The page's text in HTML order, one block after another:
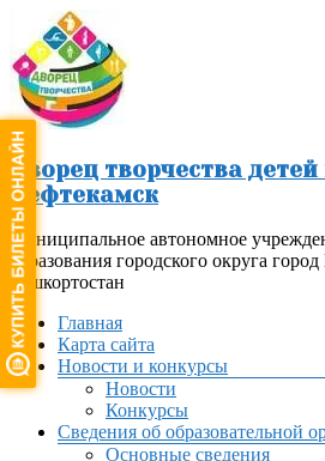
Перейти
содержимому
Дворец творчества
Нефтекамск
Муниципальное автономное
образования городского округа
Башкортостан
МенюГлавная
Карта сайта
Новости и конкурсы
Новости
Конкурсы
Сведения об образовательной
Основные сведения